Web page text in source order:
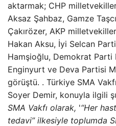
aktarmak; CHP
Aksaz Şahbaz, Gamze
Çakırözer, AKP
Hakan Aksu, İyi Selcan
Hamşioğlu, Demokrat Parti
Enginyurt ve Deva Partisi
görüştü. . Türkiye SMA
Soyer Demir, konuyla ilgili
SMA Vakfı olarak, '“Her
tedavi” ilkesiyle toplumda